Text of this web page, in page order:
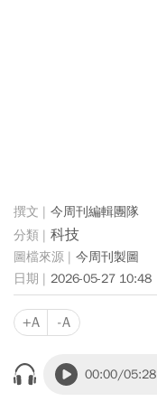
今周刊編輯團隊
科技
今周刊製圖
2026-05-27 10:48
+A -A
00:00/05:28